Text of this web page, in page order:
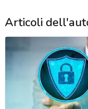
Articoli